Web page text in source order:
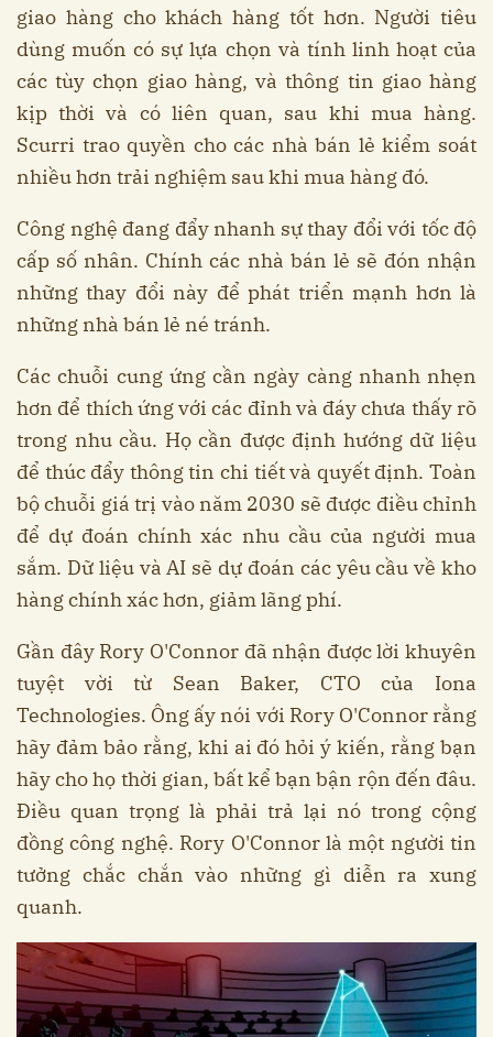
giao hàng cho khách hàng tốt hơn. Người tiêu
dùng muốn có sự lựa chọn và tính linh hoạt của
các tùy chọn giao hàng, và thông tin giao hàng
kịp thời và có liên quan, sau khi mua hàng.
Scurri trao quyền cho các nhà bán lẻ kiểm soát
nhiều hơn trải nghiệm sau khi mua hàng đó.
Công nghệ đang đẩy nhanh sự thay đổi với tốc độ
cấp số nhân. Chính các nhà bán lẻ sẽ đón nhận
những thay đổi này để phát triển mạnh hơn là
những nhà bán lẻ né tránh.
Các chuỗi cung ứng cần ngày càng nhanh nhẹn
hơn để thích ứng với các đỉnh và đáy chưa thấy rõ
trong nhu cầu. Họ cần được định hướng dữ liệu
để thúc đẩy thông tin chi tiết và quyết định. Toàn
bộ chuỗi giá trị vào năm 2030 sẽ được điều chỉnh
để dự đoán chính xác nhu cầu của người mua
sắm. Dữ liệu và AI sẽ dự đoán các yêu cầu về kho
hàng chính xác hơn, giảm lãng phí.
Gần đây Rory O'Connor đã nhận được lời khuyên
tuyệt vời từ Sean Baker, CTO của Iona
Technologies. Ông ấy nói với Rory O'Connor rằng
hãy đảm bảo rằng, khi ai đó hỏi ý kiến, rằng bạn
hãy cho họ thời gian, bất kể bạn bận rộn đến đâu.
Điều quan trọng là phải trả lại nó trong cộng
đồng công nghệ. Rory O'Connor là một người tin
tưởng chắc chắn vào những gì diễn ra xung
quanh.